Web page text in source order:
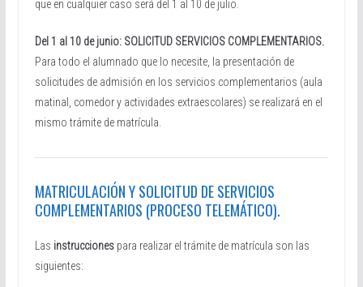
que en cualquier caso será del 1 al 10 de julio.
Del 1 al 10 de junio: SOLICITUD SERVICIOS COMPLEMENTARIOS.
Para todo el alumnado que lo necesite, la presentación de
solicitudes de admisión en los servicios complementarios (aula
matinal, comedor y actividades extraescolares) se realizará en el
mismo trámite de matrícula.
MATRICULACIÓN Y SOLICITUD DE SERVICIOS
COMPLEMENTARIOS (PROCESO TELEMÁTICO).
Las instruccionespara realizar el trámite de matrícula son las
siguientes: